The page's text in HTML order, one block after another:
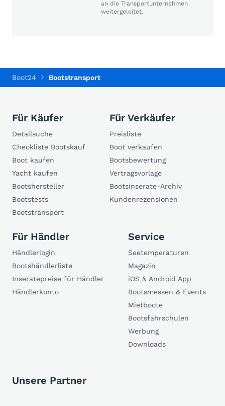
an die Transportunternehmen
weitergeleitet.
Boot24 Bootstransport
Für Käufer
Detailsuche
Checkliste Bootskauf
Boot kaufen
Yacht kaufen
Bootshersteller
Bootstests
Bootstransport
Für Verkäufer
Preisliste
Boot verkaufen
Bootsbewertung
Vertragsvorlage
Bootsinserate-Archiv
Kundenrezensionen
Für Händler
Händlerlogin
Bootshändlerliste
Inseratepreise für Händler
Händlerkonto
Service
Seetemperaturen
Magazin
iOS & Android App
Bootsmessen & Events
Mietboote
Bootsfahrschulen
Werbung
Downloads
Unsere Partner